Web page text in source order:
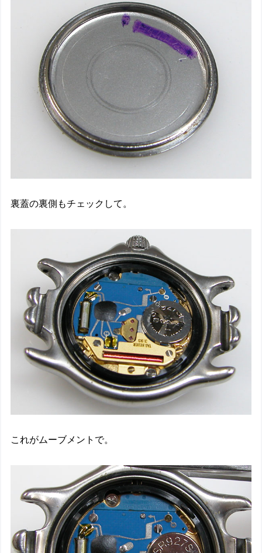
裏蓋の裏側もチェックして。
これがムーブメントで。